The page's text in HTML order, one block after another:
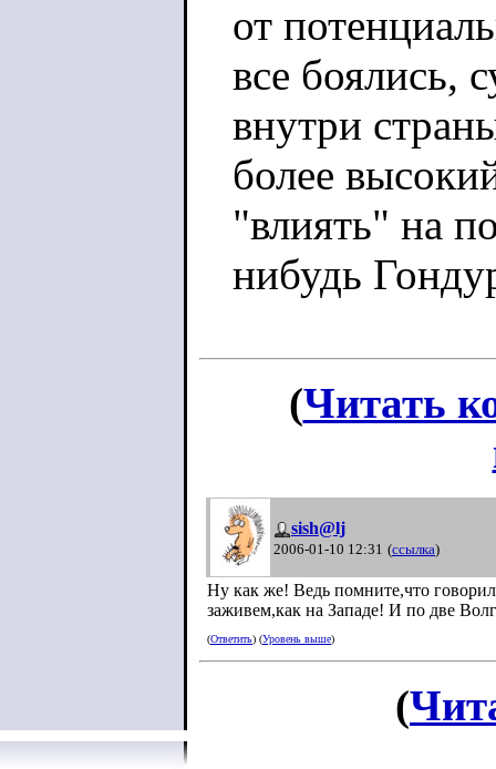
от
все боялись,
внутри
более
"влиять" на
нибудь
(Читать
sish@lj
2006-01-10 12:31 (ссылка)
Ну как же! Ведь помните,что
заживем,как на Западе! И по две
(Ответить) (Уровень выше)
(